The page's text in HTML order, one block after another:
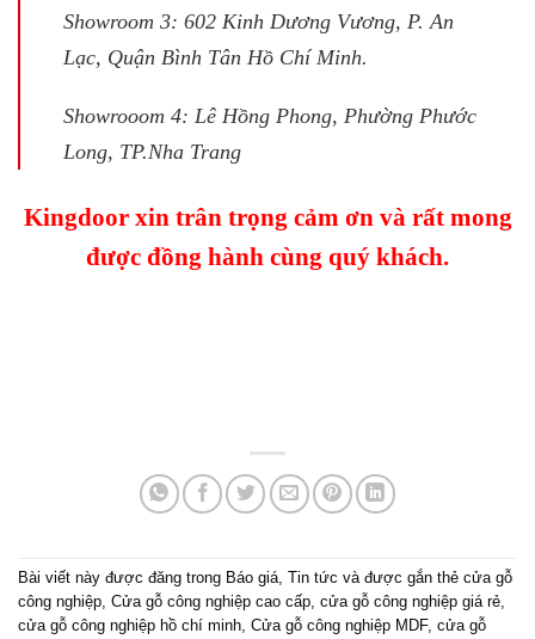
Showroom 3: 602 Kinh Dương Vương, P. An
Lạc, Quận Bình Tân Hồ Chí Minh.
Showrooom 4: Lê Hồng Phong, Phường Phước
Long, TP.Nha Trang
Kingdoor xin trân trọng cảm ơn và rất mong
được đồng hành cùng quý khách.
Bài viết này được đăng trong Báo giá, Tin tức và được gắn thẻ cửa gỗ
công nghiệp, Cửa gỗ công nghiệp cao cấp, cửa gỗ công nghiệp giá rẻ,
cửa gỗ công nghiệp hồ chí minh, Cửa gỗ công nghiệp MDF, cửa gỗ